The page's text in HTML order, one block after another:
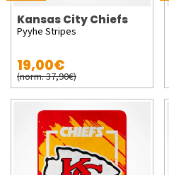
Kansas City Chiefs
Pyyhe Stripes
19,00€
(norm. 37,90€)